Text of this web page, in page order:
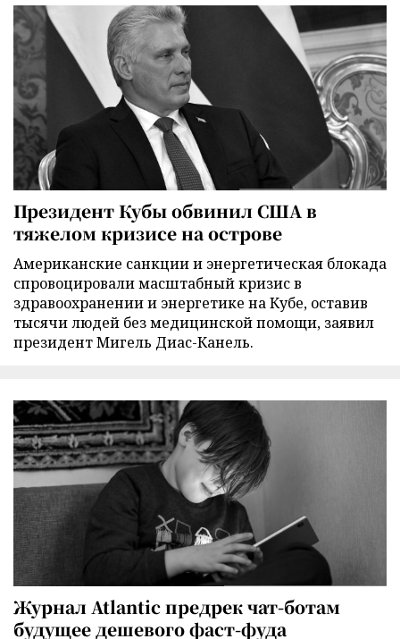
Президент Кубы обвинил США в
тяжелом кризисе на острове
Американские санкции и энергетическая блокада
спровоцировали масштабный кризис в
здравоохранении и энергетике на Кубе, оставив
тысячи людей без медицинской помощи, заявил
президент Мигель Диас-Канель.
Журнал Atlantic предрек чат-ботам
будущее дешевого фаст-фуда